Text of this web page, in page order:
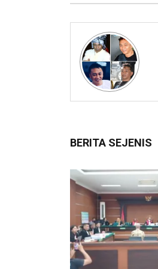
BERITA SEJENIS